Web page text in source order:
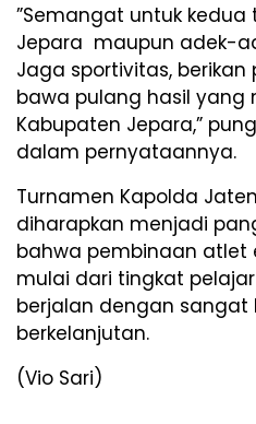
​”Semangat untuk kedua
Jepara maupun adek-
Jaga sportivitas,
bawa pulang hasil
Kabupaten Jepara,”
dalam pernyataannya.
​Turnamen Kapolda
diharapkan menjadi
bahwa pembinaan atlet
mulai dari tingkat
berjalan dengan sangat
berkelanjutan.
(Vio Sari)